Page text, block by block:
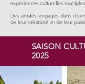
expériences culturelles
Des artistes engagés dans
de leur créativité et de leur
SAISON
2025